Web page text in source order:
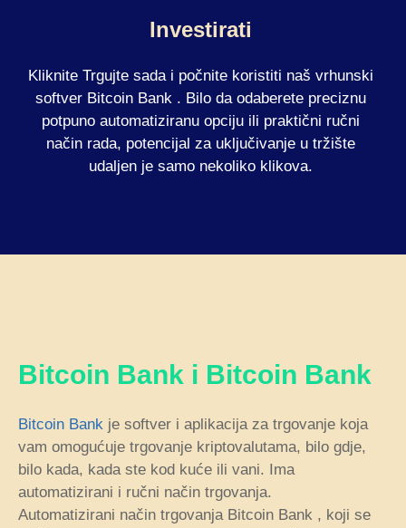
Investirati
Kliknite Trgujte sada i počnite koristiti naš vrhunski
softver Bitcoin Bank . Bilo da odaberete preciznu
potpuno automatiziranu opciju ili praktični ručni
način rada, potencijal za uključivanje u tržište
udaljen je samo nekoliko klikova.
Bitcoin Bank i Bitcoin Bank
Bitcoin Bank je softver i aplikacija za trgovanje koja
vam omogućuje trgovanje kriptovalutama, bilo gdje,
bilo kada, kada ste kod kuće ili vani. Ima
automatizirani i ručni način trgovanja.
Automatizirani način trgovanja Bitcoin Bank , koji se